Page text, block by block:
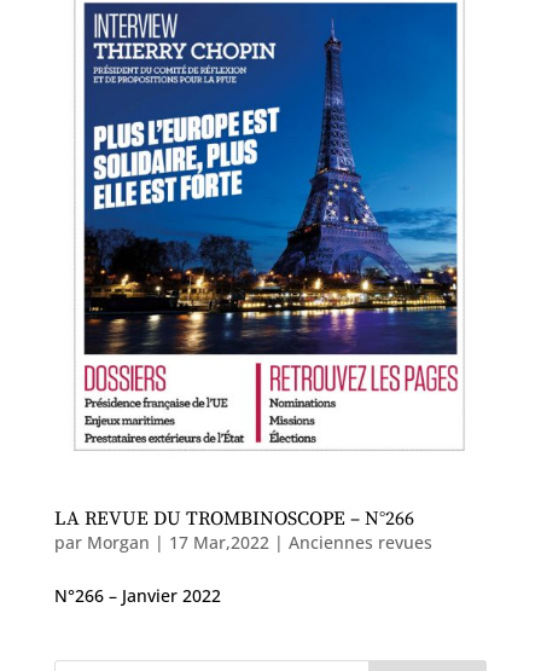
LA REVUE DU TROMBINOSCOPE – N°266
par Morgan | 17 Mar,2022 | Anciennes revues
N°266 – Janvier 2022